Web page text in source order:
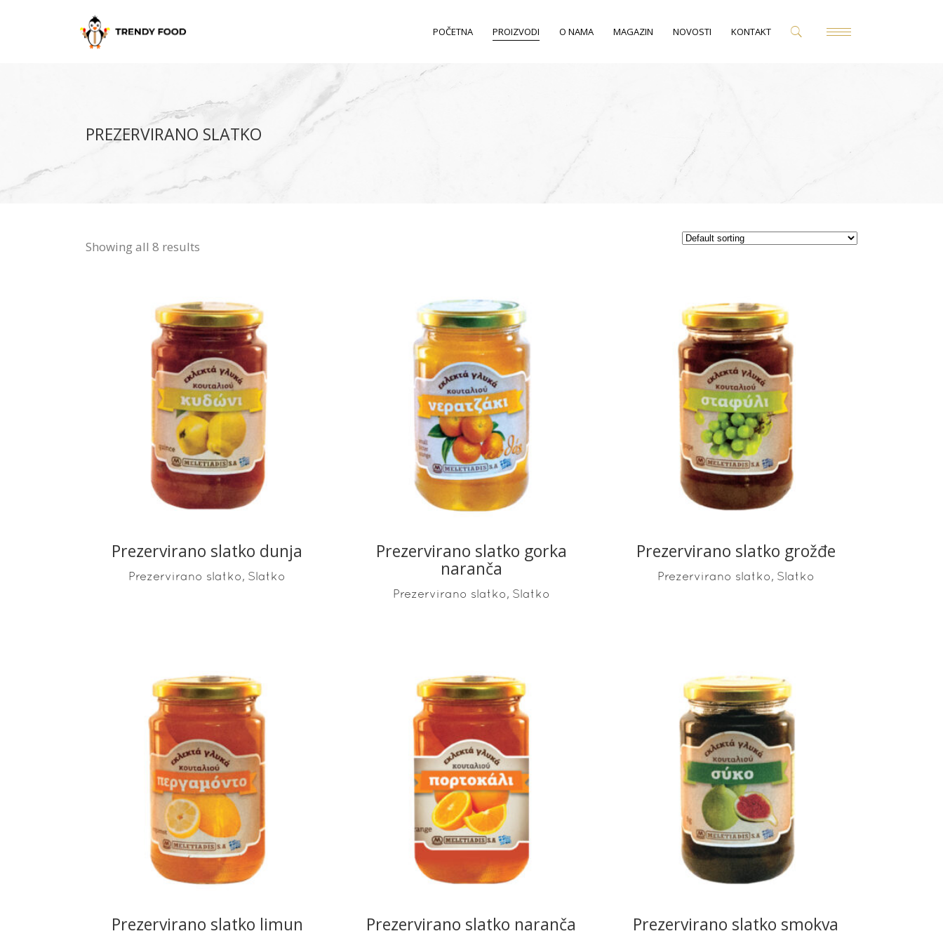
POČETNA PROIZVODI O NAMA MAGAZIN NOVOSTI KONTAKT
PREZERVIRANO SLATKO
Showing all 8 results
READ MORE
Prezervirano slatko dunja
Prezervirano slatko, Slatko
READ MORE
Prezervirano slatko gorka
naranča
Prezervirano slatko, Slatko
READ MORE
Prezervirano slatko grožđe
Prezervirano slatko, Slatko
READ MORE
Prezervirano slatko limun
READ MORE
Prezervirano slatko naranča
READ MORE
Prezervirano slatko smokva